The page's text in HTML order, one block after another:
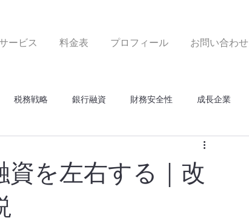
ービス 料金表 プロフィール お問い合わせ
税務戦略 銀行融資 財務安全性 成長企業
資を左右する｜改